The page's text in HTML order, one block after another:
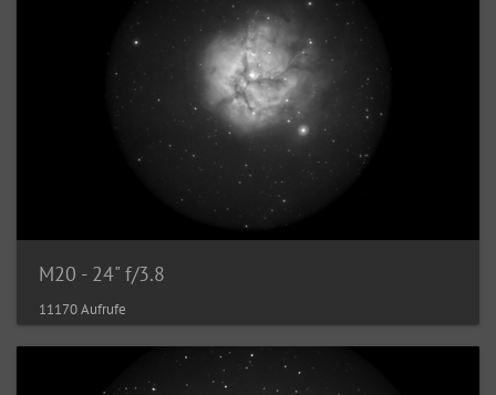
M20 - 24" f/3.8
11170 Aufrufe